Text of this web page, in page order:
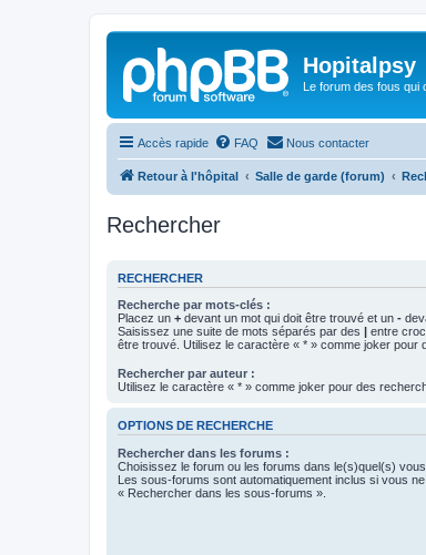
Hopitalpsy
Le forum des fous qui
Accès rapide FAQ Nous contacter
Retour à l'hôpital Salle de garde (forum)
Rechercher
RECHERCHER
Recherche par mots-clés :
Placez un + devant un mot qui doit être trouvé et un -
Saisissez une suite de mots séparés par des | entre
être trouvé. Utilisez le caractère « * » comme joker pour
Rechercher par auteur :
Utilisez le caractère « * » comme joker pour des
OPTIONS DE RECHERCHE
Rechercher dans les forums :
Choisissez le forum ou les forums dans le(s)quel(s)
Les sous-forums sont automatiquement inclus si vous
« Rechercher dans les sous-forums ».